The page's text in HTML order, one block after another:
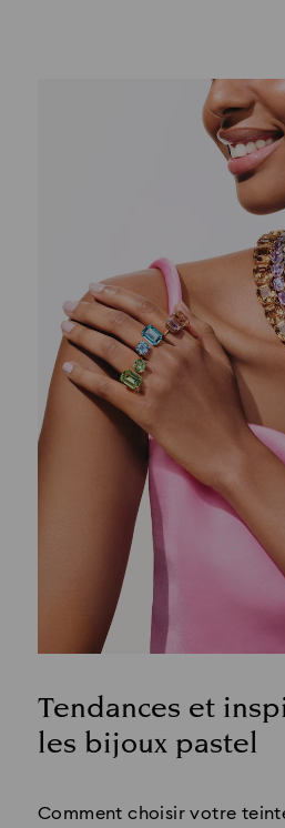
Tendances et
les bijoux pastel
Comment choisir votre